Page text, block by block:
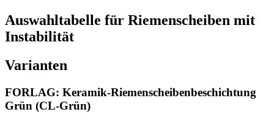
Auswahltabelle für Riemenscheiben mit
Instabilität
Varianten
FORLAG: Keramik-Riemenscheibenbeschichtung
Grün (CL-Grün)